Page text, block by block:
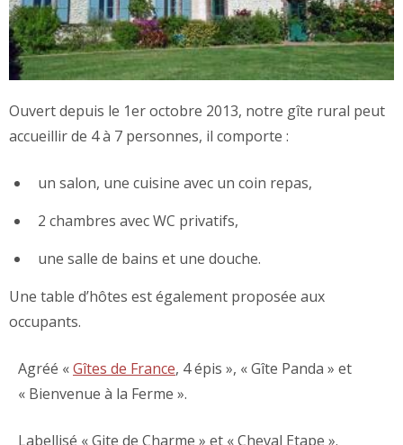
Ouvert depuis le 1er octobre 2013, notre gîte rural peut
accueillir de 4 à 7 personnes, il comporte :
un salon, une cuisine avec un coin repas,
2 chambres avec WC privatifs,
une salle de bains et une douche.
Une table d’hôtes est également proposée aux
occupants.
Agréé «Gîtes de France, 4 épis », « Gîte Panda » et
« Bienvenue à la Ferme ».
Labellisé « Gite de Charme » et « Cheval Etape ».